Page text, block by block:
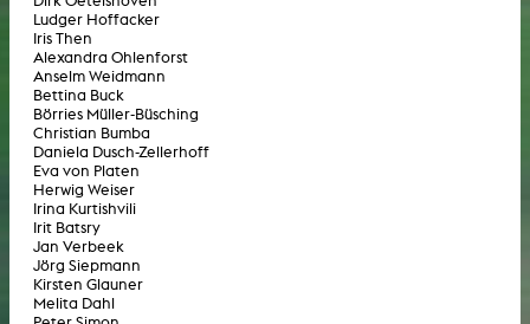
Ludger Hoffacker
Iris Then
Alexandra Ohlenforst
Anselm Weidmann
Bettina Buck
Börries Müller-Büsching
Christian Bumba
Daniela Dusch-Zellerhoff
Eva von Platen
Herwig Weiser
Irina Kurtishvili
Irit Batsry
Jan Verbeek
Jörg Siepmann
Kirsten Glauner
Melita Dahl